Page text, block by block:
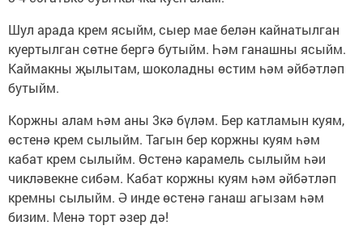
Шул арада крем ясыйм, сыер мае белән кайнатылган
куертылган сөтне бергә бутыйм. Һәм ганашны ясыйм.
Каймакны җылытам, шоколадны өстим һәм әйбәтләп
бутыйм.
Коржны алам һәм аны 3кә бүләм. Бер катламын куям,
өстенә крем сылыйм. Тагын бер коржны куям һәм
кабат крем сылыйм. Өстенә карамель сылыйм һәи
чикләвекне сибәм. Кабат коржны куям һәм әйбәтләп
кремны сылыйм. Ә инде өстенә ганаш агызам һәм
бизим. Менә торт әзер дә!